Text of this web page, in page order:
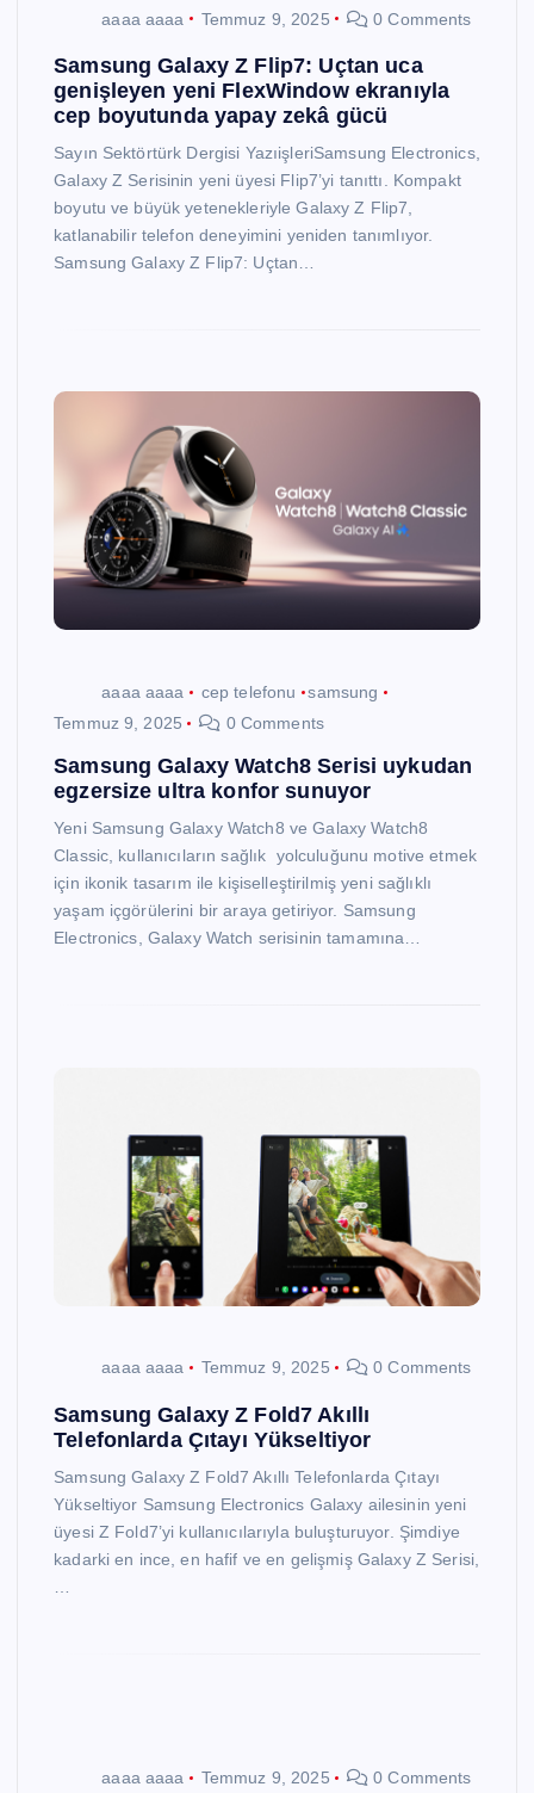
aaaa aaaa Temmuz 9, 2025 0 Comments
Samsung Galaxy Z Flip7: Uçtan uca
genişleyen yeni FlexWindow ekranıyla
cep boyutunda yapay zekâ gücü
Sayın Sektörtürk Dergisi YazıişleriSamsung Electronics,
Galaxy Z Serisinin yeni üyesi Flip7’yi tanıttı. Kompakt
boyutu ve büyük yetenekleriyle Galaxy Z Flip7,
katlanabilir telefon deneyimini yeniden tanımlıyor.
Samsung Galaxy Z Flip7: Uçtan…
aaaa aaaa cep telefonu
samsung
Temmuz 9, 2025
0 Comments
Samsung Galaxy Watch8 Serisi uykudan
egzersize ultra konfor sunuyor
Yeni Samsung Galaxy Watch8 ve Galaxy Watch8
Classic, kullanıcıların sağlık yolculuğunu motive etmek
için ikonik tasarım ile kişiselleştirilmiş yeni sağlıklı
yaşam içgörülerini bir araya getiriyor. Samsung
Electronics, Galaxy Watch serisinin tamamına…
aaaa aaaa Temmuz 9, 2025 0 Comments
Samsung Galaxy Z Fold7 Akıllı
Telefonlarda Çıtayı Yükseltiyor
Samsung Galaxy Z Fold7 Akıllı Telefonlarda Çıtayı
Yükseltiyor Samsung Electronics Galaxy ailesinin yeni
üyesi Z Fold7’yi kullanıcılarıyla buluşturuyor. Şimdiye
kadarki en ince, en hafif ve en gelişmiş Galaxy Z Serisi,
aaaa aaaa Temmuz 9, 2025 0 Comments